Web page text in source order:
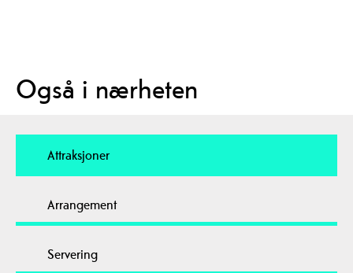
Også i nærheten
Attraksjoner
Arrangement
Servering